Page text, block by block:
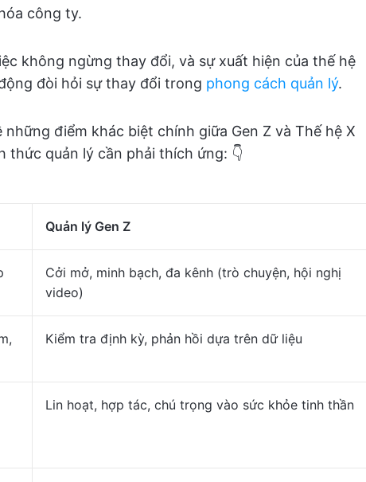
công ty.
không ngừng thay đổi, và sự xuất hiện của thế hệ
đòi hỏi sự thay đổi trong phong cách quản lý.
điểm khác biệt chính giữa Gen Z và Thế hệ X
thức quản lý cần phải thích ứng: 👇
Quản lý Gen Z
Cởi mở, minh bạch, đa kênh (trò chuyện, hội nghị
video)
Kiểm tra định kỳ, phản hồi dựa trên dữ liệu
Lin hoạt, hợp tác, chú trọng vào sức khỏe tinh thần